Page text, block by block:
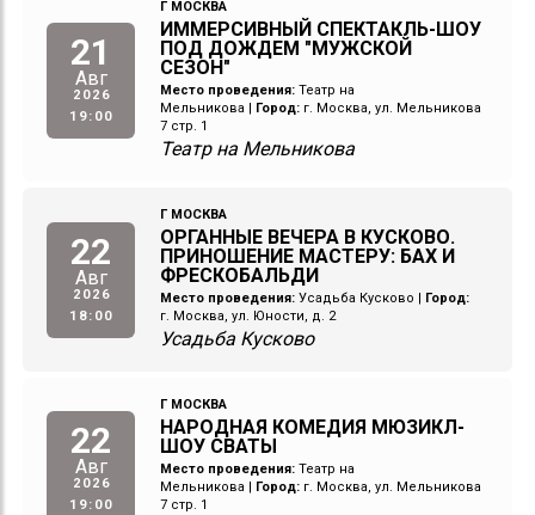
21
Авг
2026
19:00
Г МОСКВА
ИММЕРСИВНЫЙ СПЕКТАКЛЬ-ШОУ
ПОД ДОЖДЕМ "МУЖСКОЙ
СЕЗОН"
Место проведения: Театр на
Мельникова
Город: г. Москва, ул. Мельникова
7 стр. 1
Театр на Мельникова
22
Авг
2026
18:00
Г МОСКВА
ОРГАННЫЕ ВЕЧЕРА В КУСКОВО.
ПРИНОШЕНИЕ МАСТЕРУ: БАХ И
ФРЕСКОБАЛЬДИ
Место проведения: Усадьба Кусково
Город:
г. Москва, ул. Юности, д. 2
Усадьба Кусково
22
Авг
2026
19:00
Г МОСКВА
НАРОДНАЯ КОМЕДИЯ МЮЗИКЛ-
ШОУ СВАТЫ
Место проведения: Театр на
Мельникова
Город: г. Москва, ул. Мельникова
7 стр. 1